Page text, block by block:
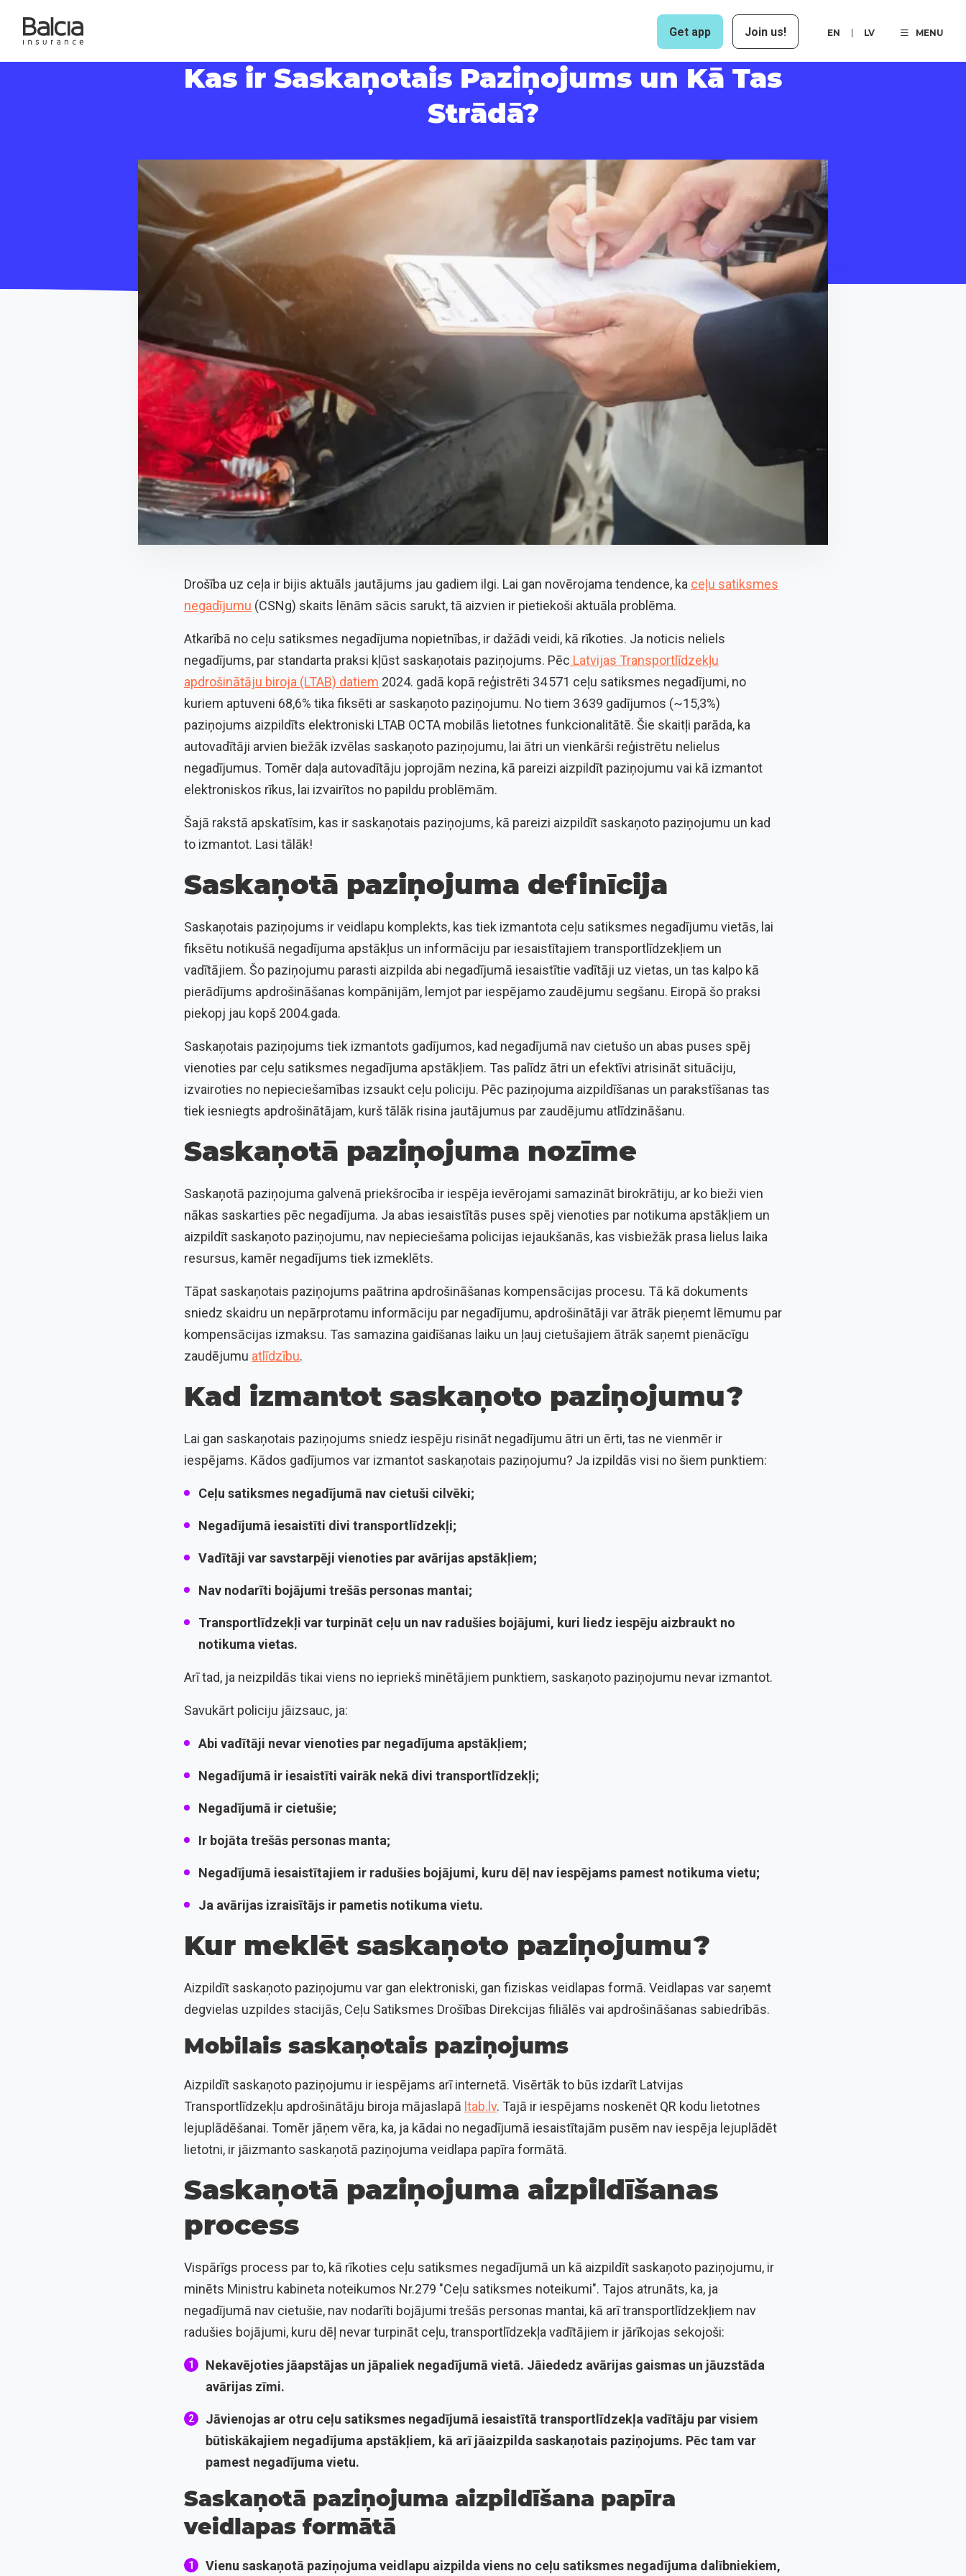
Get app Join us! EN LV MENU
Kas ir Saskaņotais Paziņojums un Kā Tas
Strādā?
Drošība uz ceļa ir bijis aktuāls jautājums jau gadiem ilgi. Lai gan novērojama tendence, ka ceļu satiksmes
negadījumu (CSNg) skaits lēnām sācis sarukt, tā aizvien ir pietiekoši aktuāla problēma.
Atkarībā no ceļu satiksmes negadījuma nopietnības, ir dažādi veidi, kā rīkoties. Ja noticis neliels
negadījums, par standarta praksi kļūst saskaņotais paziņojums. Pēc Latvijas Transportlīdzekļu
apdrošinātāju biroja (LTAB) datiem 2024. gadā kopā reģistrēti 34 571 ceļu satiksmes negadījumi, no
kuriem aptuveni 68,6% tika fiksēti ar saskaņoto paziņojumu. No tiem 3 639 gadījumos (~15,3%)
paziņojums aizpildīts elektroniski LTAB OCTA mobilās lietotnes funkcionalitātē. Šie skaitļi parāda, ka
autovadītāji arvien biežāk izvēlas saskaņoto paziņojumu, lai ātri un vienkārši reģistrētu nelielus
negadījumus. Tomēr daļa autovadītāju joprojām nezina, kā pareizi aizpildīt paziņojumu vai kā izmantot
elektroniskos rīkus, lai izvairītos no papildu problēmām.
Šajā rakstā apskatīsim, kas ir saskaņotais paziņojums, kā pareizi aizpildīt saskaņoto paziņojumu un kad
to izmantot. Lasi tālāk!
Saskaņotā paziņojuma definīcija
Saskaņotais paziņojums ir veidlapu komplekts, kas tiek izmantota ceļu satiksmes negadījumu vietās, lai
fiksētu notikušā negadījuma apstākļus un informāciju par iesaistītajiem transportlīdzekļiem un
vadītājiem. Šo paziņojumu parasti aizpilda abi negadījumā iesaistītie vadītāji uz vietas, un tas kalpo kā
pierādījums apdrošināšanas kompānijām, lemjot par iespējamo zaudējumu segšanu. Eiropā šo praksi
piekopj jau kopš 2004.gada.
Saskaņotais paziņojums tiek izmantots gadījumos, kad negadījumā nav cietušo un abas puses spēj
vienoties par ceļu satiksmes negadījuma apstākļiem. Tas palīdz ātri un efektīvi atrisināt situāciju,
izvairoties no nepieciešamības izsaukt ceļu policiju. Pēc paziņojuma aizpildīšanas un parakstīšanas tas
tiek iesniegts apdrošinātājam, kurš tālāk risina jautājumus par zaudējumu atlīdzināšanu.
Saskaņotā paziņojuma nozīme
Saskaņotā paziņojuma galvenā priekšrocība ir iespēja ievērojami samazināt birokrātiju, ar ko bieži vien
nākas saskarties pēc negadījuma. Ja abas iesaistītās puses spēj vienoties par notikuma apstākļiem un
aizpildīt saskaņoto paziņojumu, nav nepieciešama policijas iejaukšanās, kas visbiežāk prasa lielus laika
resursus, kamēr negadījums tiek izmeklēts.
Tāpat saskaņotais paziņojums paātrina apdrošināšanas kompensācijas procesu. Tā kā dokuments
sniedz skaidru un nepārprotamu informāciju par negadījumu, apdrošinātāji var ātrāk pieņemt lēmumu par
kompensācijas izmaksu. Tas samazina gaidīšanas laiku un ļauj cietušajiem ātrāk saņemt pienācīgu
zaudējumu atlīdzību.
Kad izmantot saskaņoto paziņojumu?
Lai gan saskaņotais paziņojums sniedz iespēju risināt negadījumu ātri un ērti, tas ne vienmēr ir
iespējams. Kādos gadījumos var izmantot saskaņotais paziņojumu? Ja izpildās visi no šiem punktiem:
Ceļu satiksmes negadījumā nav cietuši cilvēki;
Negadījumā iesaistīti divi transportlīdzekļi;
Vadītāji var savstarpēji vienoties par avārijas apstākļiem;
Nav nodarīti bojājumi trešās personas mantai;
Transportlīdzekļi var turpināt ceļu un nav radušies bojājumi, kuri liedz iespēju aizbraukt no
notikuma vietas.
Arī tad, ja neizpildās tikai viens no iepriekš minētājiem punktiem, saskaņoto paziņojumu nevar izmantot.
Savukārt policiju jāizsauc, ja:
Abi vadītāji nevar vienoties par negadījuma apstākļiem;
Negadījumā ir iesaistīti vairāk nekā divi transportlīdzekļi;
Negadījumā ir cietušie;
Ir bojāta trešās personas manta;
Negadījumā iesaistītajiem ir radušies bojājumi, kuru dēļ nav iespējams pamest notikuma vietu;
Ja avārijas izraisītājs ir pametis notikuma vietu.
Kur meklēt saskaņoto paziņojumu?
Aizpildīt saskaņoto paziņojumu var gan elektroniski, gan fiziskas veidlapas formā. Veidlapas var saņemt
degvielas uzpildes stacijās, Ceļu Satiksmes Drošības Direkcijas filiālēs vai apdrošināšanas sabiedrībās.
Mobilais saskaņotais paziņojums
Aizpildīt saskaņoto paziņojumu ir iespējams arī internetā. Visērtāk to būs izdarīt Latvijas
Transportlīdzekļu apdrošinātāju biroja mājaslapā ltab.lv. Tajā ir iespējams noskenēt QR kodu lietotnes
lejuplādēšanai. Tomēr jāņem vēra, ka, ja kādai no negadījumā iesaistītajām pusēm nav iespēja lejuplādēt
lietotni, ir jāizmanto saskaņotā paziņojuma veidlapa papīra formātā.
Saskaņotā paziņojuma aizpildīšanas
process
Vispārīgs process par to, kā rīkoties ceļu satiksmes negadījumā un kā aizpildīt saskaņoto paziņojumu, ir
minēts Ministru kabineta noteikumos Nr.279 "Ceļu satiksmes noteikumi". Tajos atrunāts, ka, ja
negadījumā nav cietušie, nav nodarīti bojājumi trešās personas mantai, kā arī transportlīdzekļiem nav
radušies bojājumi, kuru dēļ nevar turpināt ceļu, transportlīdzekļa vadītājiem ir jārīkojas sekojoši:
Nekavējoties jāapstājas un jāpaliek negadījumā vietā. Jāiededz avārijas gaismas un jāuzstāda
avārijas zīmi.
Jāvienojas ar otru ceļu satiksmes negadījumā iesaistītā transportlīdzekļa vadītāju par visiem
būtiskākajiem negadījuma apstākļiem, kā arī jāaizpilda saskaņotais paziņojums. Pēc tam var
pamest negadījuma vietu.
Saskaņotā paziņojuma aizpildīšana papīra
veidlapas formātā
Vienu saskaņotā paziņojuma veidlapu aizpilda viens no ceļu satiksmes negadījuma dalībniekiem,